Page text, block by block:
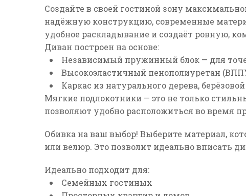
Создайте в своей гостиной зону
надёжную конструкцию, современные
удобное раскладывание и создаёт ровную,
Диван построен на основе:
Независимый пружинный блок — для
Высокоэластичный пенополиуретан
Каркас из натурального дерева,
Мягкие подлокотники — это не только
позволяют удобно расположиться во время
Обивка на ваш выбор! Выберите материал,
или велюр. Это позволит идеально вписать
Идеально подходит для:
Семейных гостиных